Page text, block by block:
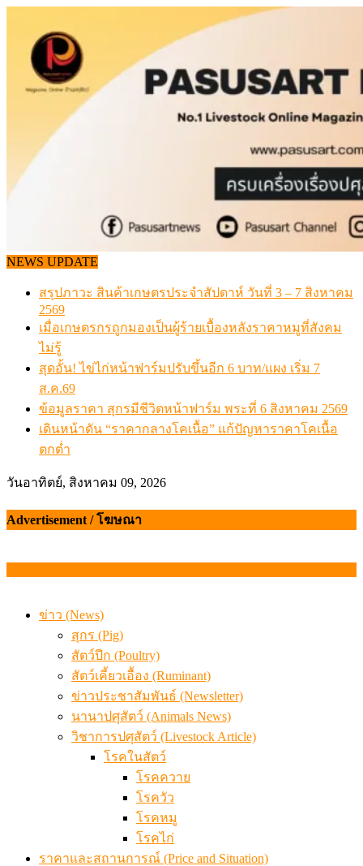
content
NEWS UPDATE
สรุปภาวะ สินค้าเกษตรประจำสัปดาห์ วันที่ 3 – 7 สิงหาคม
2569
เมื่อเกษตรกรถูกมองเป็นผู้ร้ายเบื้องหลังราคาหมูที่สังคม
ไม่รู้
สุดอั้น! ไข่ไก่หน้าฟาร์มปรับขึ้นอีก 6 บาท/แผง เริ่ม 7
ส.ค.69
ข้อมูลราคา สุกรมีชีวิตหน้าฟาร์ม พระที่ 6 สิงหาคม 2569
เดินหน้าดัน “ราคากลางโคเนื้อ” แก้ปัญหาราคาโคเนื้อ
ตกต่ำ
วันอาทิตย์, สิงหาคม 09, 2026
Advertisement / โฆษณา
ข่าว (News)
สุกร (Pig)
สัตว์ปีก (Poultry)
สัตว์เคี้ยวเอื้อง (Ruminant)
ข่าวประชาสัมพันธ์ (Newsletter)
นานาปศุสัตว์ (Animals News)
วิชาการปศุสัตว์ (Livestock Article)
โรคในสัตว์
โรคควาย
โรควัว
โรคหมู
โรคไก่
ราคาและสถานการณ์ (Price and Situation)